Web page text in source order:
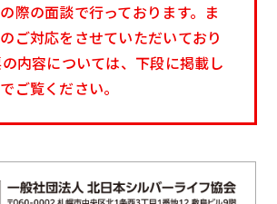
際の面談で行っております。ま
ご対応をさせていただいており
内容については、下段に掲載し
ご覧ください。